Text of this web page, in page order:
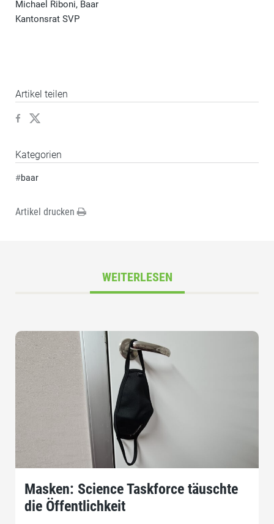
Michael Riboni, Baar
Kantonsrat SVP
Artikel teilen
Kategorien
#baar
Artikel drucken
WEITERLESEN
Masken: Science Taskforce täuschte
die Öffentlichkeit